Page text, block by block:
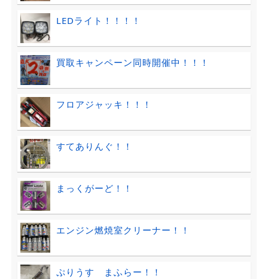
LEDライト！！！！
買取キャンペーン同時開催中！！！
フロアジャッキ！！！
すてありんぐ！！
まっくがーど！！
エンジン燃焼室クリーナー！！
ぷりうす まふらー！！